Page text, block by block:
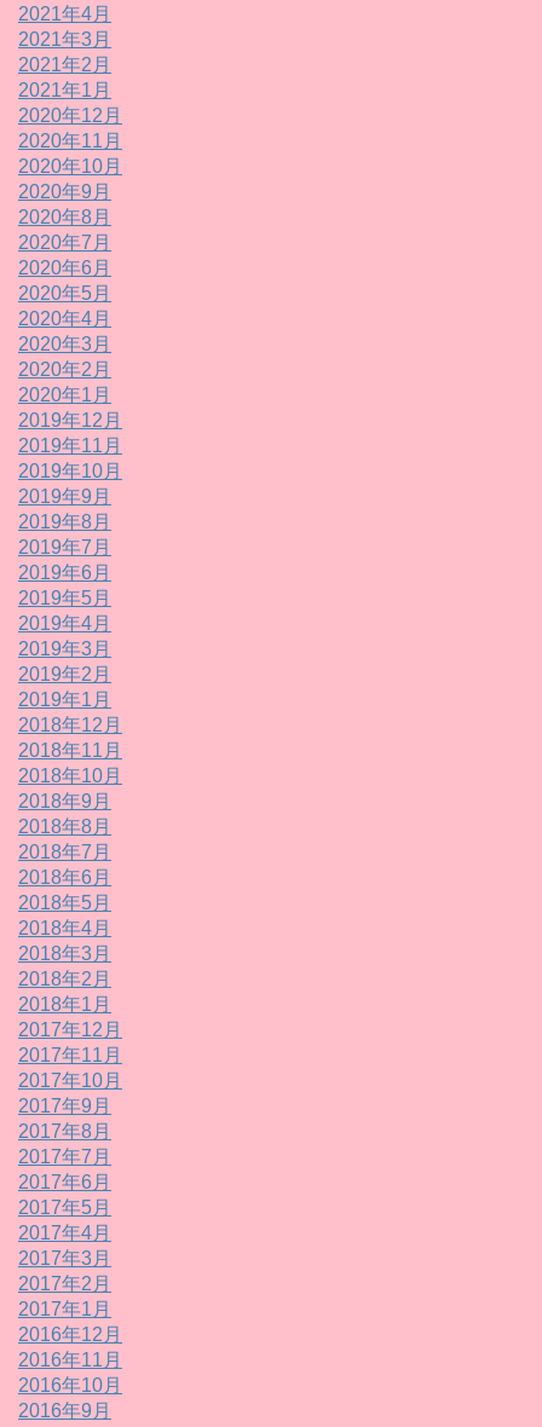
2021年4月
2021年3月
2021年2月
2021年1月
2020年12月
2020年11月
2020年10月
2020年9月
2020年8月
2020年7月
2020年6月
2020年5月
2020年4月
2020年3月
2020年2月
2020年1月
2019年12月
2019年11月
2019年10月
2019年9月
2019年8月
2019年7月
2019年6月
2019年5月
2019年4月
2019年3月
2019年2月
2019年1月
2018年12月
2018年11月
2018年10月
2018年9月
2018年8月
2018年7月
2018年6月
2018年5月
2018年4月
2018年3月
2018年2月
2018年1月
2017年12月
2017年11月
2017年10月
2017年9月
2017年8月
2017年7月
2017年6月
2017年5月
2017年4月
2017年3月
2017年2月
2017年1月
2016年12月
2016年11月
2016年10月
2016年9月